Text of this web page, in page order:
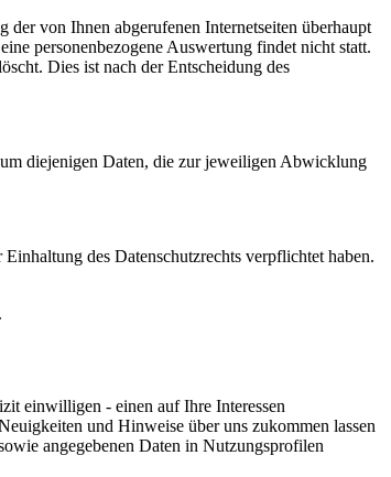
von Ihnen abgerufenen Internetseiten überhaupt
personenbezogene Auswertung findet nicht statt.
Dies ist nach der Entscheidung des
diejenigen Daten, die zur jeweiligen Abwicklung
des Datenschutzrechts verpflichtet haben.
einwilligen - einen auf Ihre Interessen
und Hinweise über uns zukommen lassen
angegebenen Daten in Nutzungsprofilen